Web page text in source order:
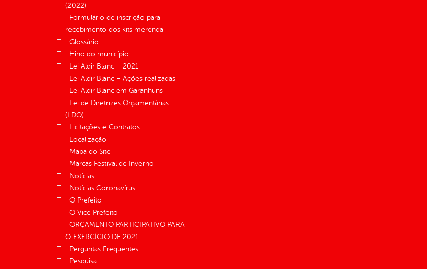
(2022)
Formulário de inscrição para
recebimento dos kits merenda
Glossário
Hino do município
Lei Aldir Blanc – 2021
Lei Aldir Blanc – Ações realizadas
Lei Aldir Blanc em Garanhuns
Lei de Diretrizes Orçamentárias
(LDO)
Licitações e Contratos
Localização
Mapa do Site
Marcas Festival de Inverno
Notícias
Notícias Coronavírus
O Prefeito
O Vice Prefeito
ORÇAMENTO PARTICIPATIVO PARA
O EXERCÍCIO DE 2021
Perguntas Frequentes
Pesquisa